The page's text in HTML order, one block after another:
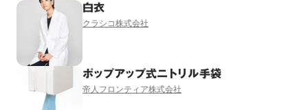
白衣
クラシコ株式会社
ポップアップ式ニトリル手袋
帝人フロンティア株式会社